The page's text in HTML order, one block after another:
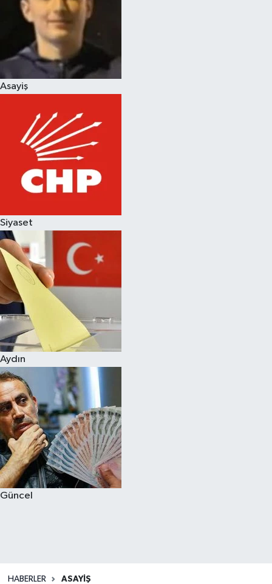
Asayiş
Siyaset
Aydın
Güncel
HABERLER ASAYIŞ
Magazin